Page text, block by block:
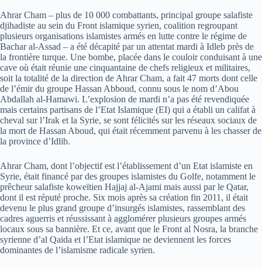
Ahrar Cham – plus de 10 000 combattants, principal groupe salafiste
djihadiste au sein du Front islamique syrien, coalition regroupant
plusieurs organisations islamistes armés en lutte contre le régime de
Bachar al-Assad – a été décapité par un attentat mardi à Idleb près de
la frontière turque. Une bombe, placée dans le couloir conduisant à une
cave où était réunie une cinquantaine de chefs religieux et militaires,
soit la totalité de la direction de Ahrar Cham, a fait 47 morts dont celle
de l’émir du groupe Hassan Abboud, connu sous le nom d’Abou
Abdallah al-Hamawi. L’explosion de mardi n’a pas été revendiquée
mais certains partisans de l’Etat Islamique (EI) qui a établi un califat à
cheval sur l’Irak et la Syrie, se sont félicités sur les réseaux sociaux de
la mort de Hassan Aboud, qui était récemment parvenu à les chasser de
la province d’Idlib.
Ahrar Cham, dont l’objectif est l’établissement d’un Etat islamiste en
Syrie, était financé par des groupes islamistes du Golfe, notamment le
prêcheur salafiste koweïtien Hajjaj al-Ajami mais aussi par le Qatar,
dont il est réputé proche. Six mois après sa création fin 2011, il était
devenu le plus grand groupe d’insurgés islamistes, rassemblant des
cadres aguerris et réussissant à agglomérer plusieurs groupes armés
locaux sous sa bannière. Et ce, avant que le Front al Nosra, la branche
syrienne d’al Qaida et l’Etat islamique ne deviennent les forces
dominantes de l’islamisme radicale syrien.